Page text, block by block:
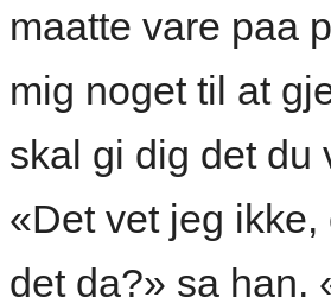
maatte vare paa
mig noget til at
skal gi dig det du
«Det vet jeg
det da?» sa han.